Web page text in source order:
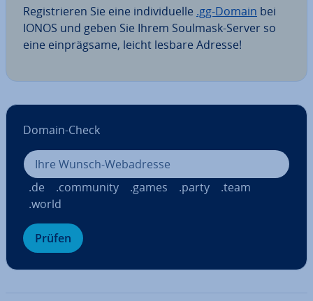
Re­gis­trie­ren Sie eine in­di­vi­du­el­le .gg-Domain bei
IONOS und geben Sie Ihrem Soulmask-Server so
eine ein­präg­sa­me, leicht lesbare Adresse!
Domain-Check
.de .community .games .party
.team
.world
Prüfen